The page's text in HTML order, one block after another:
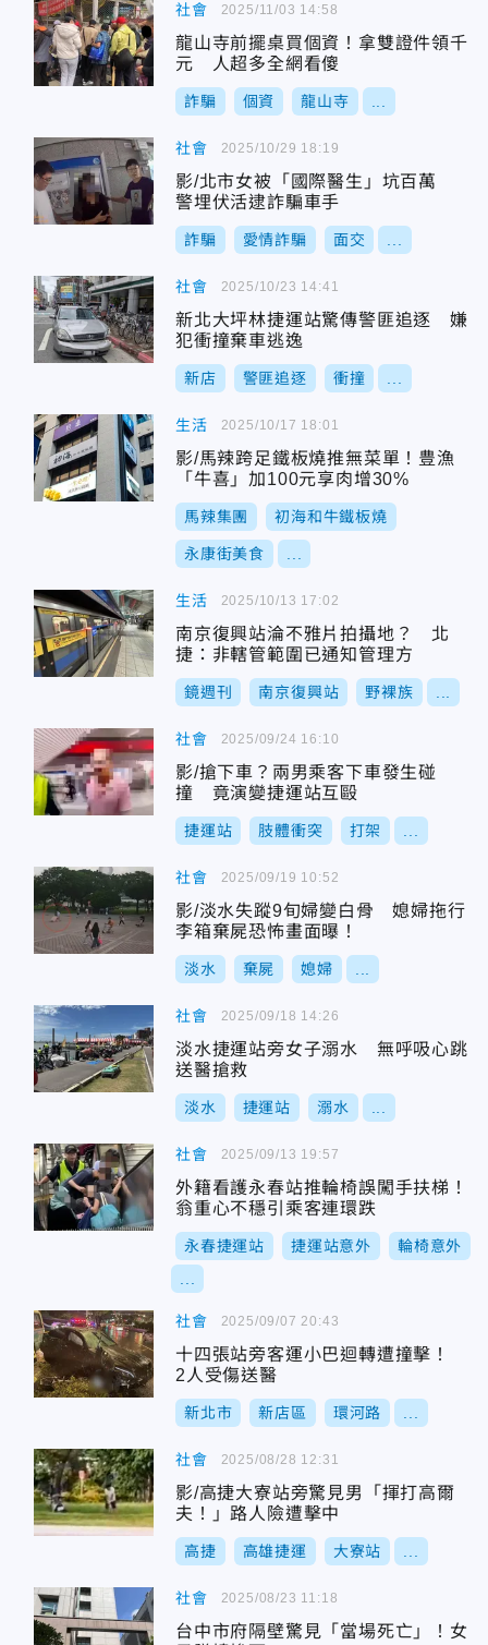
社會
龍山寺前擺桌買個資！拿雙證件領千
元 人超多全網看傻
詐騙 個資 龍山寺
2025/11/03 14:58
社會
影/北市女被「國際醫生」坑百萬
警埋伏活逮詐騙車手
詐騙 愛情詐騙 面交
2025/10/29 18:19
社會
新北大坪林捷運站驚傳警匪追逐 嫌
犯衝撞棄車逃逸
新店 警匪追逐 衝撞
2025/10/23 14:41
生活
影/馬辣跨足鐵板燒推無菜單！豊漁
「牛喜」加100元享肉增30%
馬辣集團 初海和牛鐵板燒
永康街美食
2025/10/17 18:01
生活
南京復興站淪不雅片拍攝地？ 北
捷：非轄管範圍已通知管理方
鏡週刊 南京復興站 野裸族
2025/10/13 17:02
社會
影/搶下車？兩男乘客下車發生碰
撞 竟演變捷運站互毆
捷運站 肢體衝突 打架
2025/09/24 16:10
社會
影/淡水失蹤9旬婦變白骨 媳婦拖行
李箱棄屍恐怖畫面曝！
淡水 棄屍 媳婦
2025/09/19 10:52
社會
淡水捷運站旁女子溺水 無呼吸心跳
送醫搶救
淡水 捷運站 溺水
2025/09/18 14:26
社會
外籍看護永春站推輪椅誤闖手扶梯！
翁重心不穩引乘客連環跌
永春捷運站 捷運站意外 輪椅意外
2025/09/13 19:57
社會
十四張站旁客運小巴迴轉遭撞擊！
2人受傷送醫
新北市 新店區 環河路
2025/09/07 20:43
社會
影/高捷大寮站旁驚見男「揮打高爾
夫！」路人險遭擊中
高捷 高雄捷運 大寮站
2025/08/28 12:31
社會
台中市府隔壁驚見「當場死亡」！女
2025/08/23 11:18